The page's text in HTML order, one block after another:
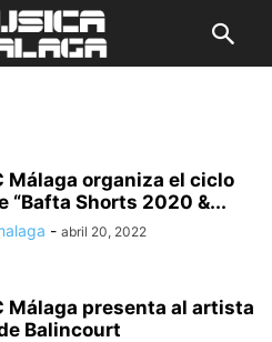
Málaga organiza el ciclo
“Bafta Shorts 2020 &...
- abril 20, 2022
Málaga presenta al artista
Balincourt